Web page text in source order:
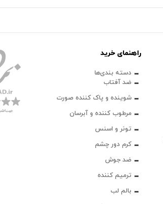
راهنمای خرید
دسته بندی‌ها
ضد آفتاب
شوینده و پاک‌ کننده صورت
مرطوب کننده و آبرسان
تونر و اسنس
کرم دور چشم
ضد جوش
ترمیم کننده
بالم لب